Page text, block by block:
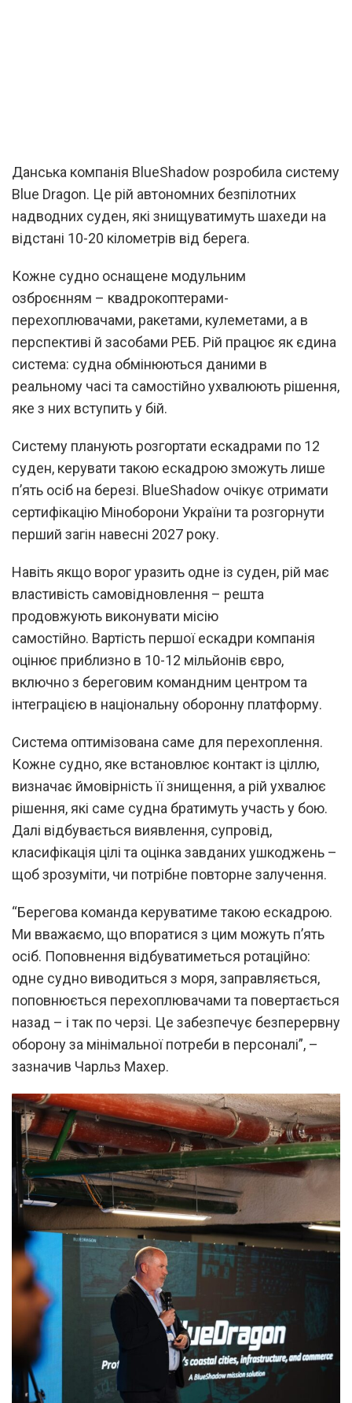
Данська компанія BlueShadow розробила систему
Blue Dragon. Це рій автономних безпілотних
надводних суден, які знищуватимуть шахеди на
відстані 10-20 кілометрів від берега.
Кожне судно оснащене модульним
озброєнням – квадрокоптерами-
перехоплювачами, ракетами, кулеметами, а в
перспективі й засобами РЕБ. Рій працює як єдина
система: судна обмінюються даними в
реальному часі та самостійно ухвалюють рішення,
яке з них вступить у бій.
Систему планують розгортати ескадрами по 12
суден, керувати такою ескадрою зможуть лише
п’ять осіб на березі. BlueShadow очікує отримати
сертифікацію Міноборони України та розгорнути
перший загін навесні 2027 року.
Навіть якщо ворог уразить одне із суден, рій має
властивість самовідновлення – решта
продовжують виконувати місію
самостійно. Вартість першої ескадри компанія
оцінює приблизно в 10-12 мільйонів євро,
включно з береговим командним центром та
інтеграцією в національну оборонну платформу.
Система оптимізована саме для перехоплення.
Кожне судно, яке встановлює контакт із ціллю,
визначає ймовірність її знищення, а рій ухвалює
рішення, які саме судна братимуть участь у бою.
Далі відбувається виявлення, супровід,
класифікація цілі та оцінка завданих ушкоджень –
щоб зрозуміти, чи потрібне повторне залучення.
“Берегова команда керуватиме такою ескадрою.
Ми вважаємо, що впоратися з цим можуть п’ять
осіб. Поповнення відбуватиметься ротаційно:
одне судно виводиться з моря, заправляється,
поповнюється перехоплювачами та повертається
назад – і так по черзі. Це забезпечує безперервну
оборону за мінімальної потреби в персоналі”, –
зазначив Чарльз Махер.